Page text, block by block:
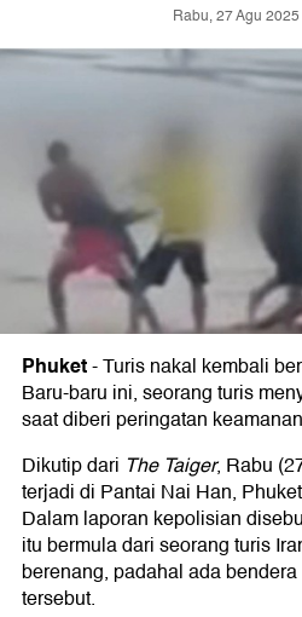
Rabu, 27 Agu
Phuket-Turis nakal kembali
Baru-baru ini, seorang turis
saat diberi peringatan
Dikutip dari The Taiger, Rabu
terjadi di Pantai Nai Han,
Dalam laporan kepolisian
itu bermula dari seorang turis
berenang, padahal ada
tersebut.